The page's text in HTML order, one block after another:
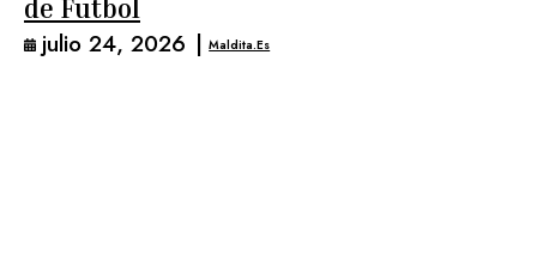
de Futbol
julio 24, 2026 | Maldita.es